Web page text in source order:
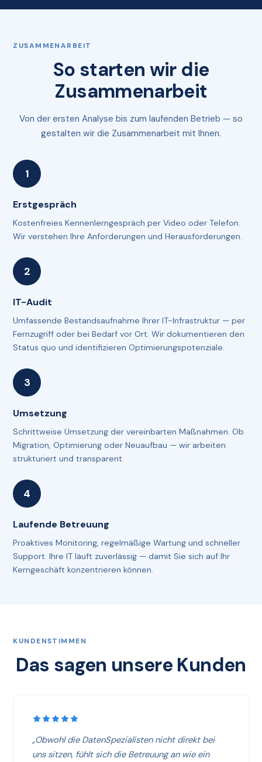
ZUSAMMENARBEIT
So starten wir die
Zusammenarbeit
Von der ersten Analyse bis zum laufenden Betrieb — so
gestalten wir die Zusammenarbeit mit Ihnen.
Erstgespräch
Kostenfreies Kennenlerngespräch per Video oder Telefon.
Wir verstehen Ihre Anforderungen und Herausforderungen.
IT-Audit
Umfassende Bestandsaufnahme Ihrer IT-Infrastruktur — per
Fernzugriff oder bei Bedarf vor Ort. Wir dokumentieren den
Status quo und identifizieren Optimierungspotenziale.
Umsetzung
Schrittweise Umsetzung der vereinbarten Maßnahmen. Ob
Migration, Optimierung oder Neuaufbau — wir arbeiten
strukturiert und transparent.
Laufende Betreuung
Proaktives Monitoring, regelmäßige Wartung und schneller
Support. Ihre IT läuft zuverlässig — damit Sie sich auf Ihr
Kerngeschäft konzentrieren können.
KUNDENSTIMMEN
Das sagen unsere Kunden
„Obwohl die DatenSpezialisten nicht direkt bei
uns sitzen, fühlt sich die Betreuung an wie ein